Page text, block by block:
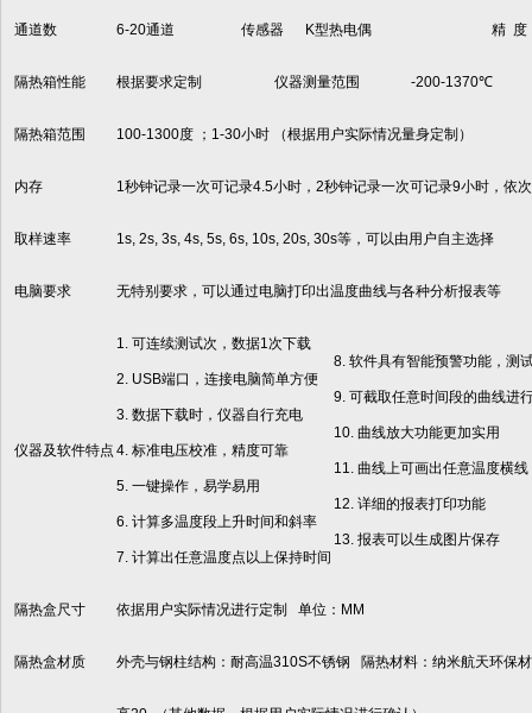
通道数 6-20通道 传感器 K型热电偶 精 度
隔热箱性能 根据要求定制 仪器测量范围 -200-1370℃
隔热箱范围 100-1300度 ；1-30小时 （根据用户实际情况量身定制）
内存 1秒钟记录一次可记录4.5小时，2秒钟记录一次可记录9小时，依
取样速率 1s, 2s, 3s, 4s, 5s, 6s, 10s, 20s, 30s等，可以由用户自主选择
电脑要求 无特别要求，可以通过电脑打印出温度曲线与各种分析报表等
仪器及软件特点
1. 可连续测试次，数据1次下载
2. USB端口，连接电脑简单方便
3. 数据下载时，仪器自行充电
4. 标准电压校准，精度可靠
5. 一键操作，易学易用
6. 计算多温度段上升时间和斜率
7. 计算出任意温度点以上保持时间
8. 软件具有智能预警功能，测
9. 可截取任意时间段的曲线进
10. 曲线放大功能更加实用
11. 曲线上可画出任意温度横线
12. 详细的报表打印功能
13. 报表可以生成图片保存
隔热盒尺寸 依据用户实际情况进行定制 单位：MM
隔热盒材质 外壳与钢柱结构：耐高温310S不锈钢 隔热材料：纳米航天环保